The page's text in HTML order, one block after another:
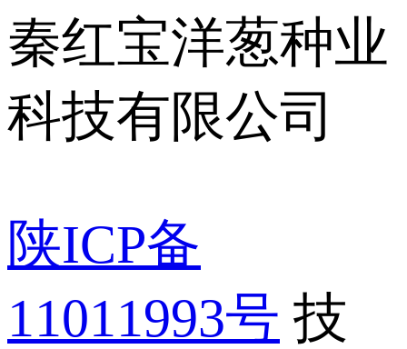
秦红宝洋葱种业
科技有限公司
陕ICP备
11011993号 技